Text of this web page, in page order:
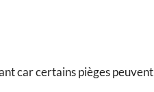
car certains pièges peuvent